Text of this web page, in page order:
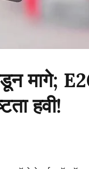
मागे;
हवी!